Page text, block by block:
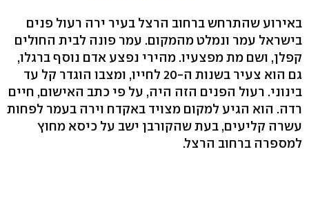
באירוע שהתרחש ברחוב הרצל בעיר ירה רעול פנים
בישראל עמר ונמלט מהמקום. עמר פונה לבית החולים
קפלן, ושם מת מפצעיו. מהירי נפצע אדם נוסף ברגלו,
גם הוא צעיר בשנות ה-20 לחייו, ומצבו הוגדר קל עד
בינוני. רעול הפנים הזה היה, על פי כתב האישום, חיים
רדה. הוא הגיע למקום מצויד באקדח וירה בעמר לפחות
עשרה קליעים, בעת שהקורבן ישב על כיסא מחוץ
למספרה ברחוב הרצל.